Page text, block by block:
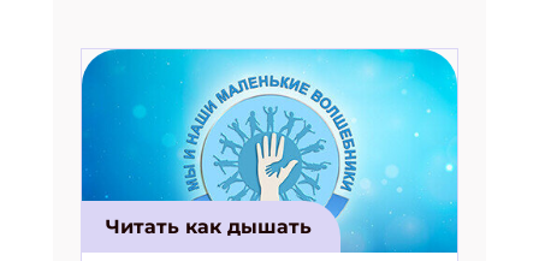
Читать как дышать